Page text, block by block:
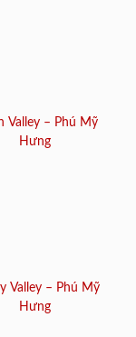
Valley – Phú Mỹ
Hưng
Valley – Phú Mỹ
Hưng